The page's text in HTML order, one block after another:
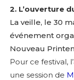
2. L’ouverture
La veille, le 30
événement
Nouveau
Pour ce festival,
une session de